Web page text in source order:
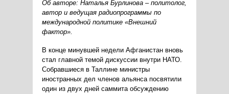
Об авторе: Наталья Бурлинова – политолог,
автор и ведущая радиопрограммы по
международной политике «Внешний
фактор».
В конце минувшей недели Афганистан вновь
стал главной темой дискуссии внутри НАТО.
Собравшиеся в Таллине министры
иностранных дел членов альянса посвятили
один из двух дней саммита обсуждению